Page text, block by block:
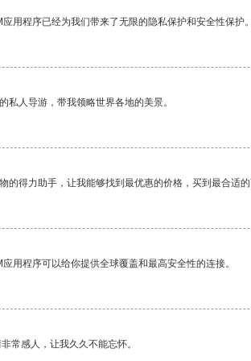
用程序已经为我们带来了无限的隐私保护和安全性保护。
私人导游，带我领略世界各地的美景。
的得力助手，让我能够找到最优惠的价格，买到最合适的
用程序可以给你提供全球覆盖和最高安全性的连接。
常感人，让我久久不能忘怀。